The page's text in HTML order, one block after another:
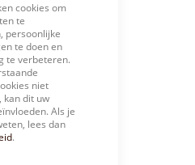
cookies om
te
persoonlijke
te doen en
te verbeteren.
niet
kan dit uw
Als je
lees dan
.